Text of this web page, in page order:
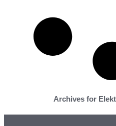
Archives for